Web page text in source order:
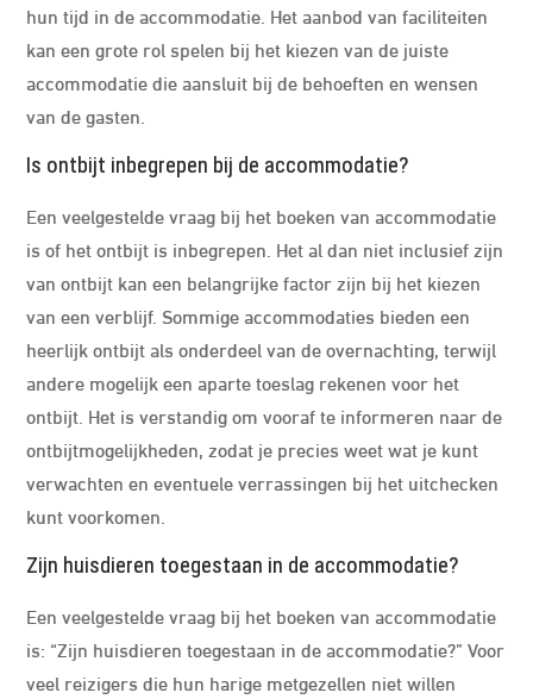
hun tijd in de accommodatie. Het aanbod van faciliteiten
kan een grote rol spelen bij het kiezen van de juiste
accommodatie die aansluit bij de behoeften en wensen
van de gasten.
Is ontbijt inbegrepen bij de accommodatie?
Een veelgestelde vraag bij het boeken van accommodatie
is of het ontbijt is inbegrepen. Het al dan niet inclusief zijn
van ontbijt kan een belangrijke factor zijn bij het kiezen
van een verblijf. Sommige accommodaties bieden een
heerlijk ontbijt als onderdeel van de overnachting, terwijl
andere mogelijk een aparte toeslag rekenen voor het
ontbijt. Het is verstandig om vooraf te informeren naar de
ontbijtmogelijkheden, zodat je precies weet wat je kunt
verwachten en eventuele verrassingen bij het uitchecken
kunt voorkomen.
Zijn huisdieren toegestaan in de accommodatie?
Een veelgestelde vraag bij het boeken van accommodatie
is: “Zijn huisdieren toegestaan in de accommodatie?” Voor
veel reizigers die hun harige metgezellen niet willen